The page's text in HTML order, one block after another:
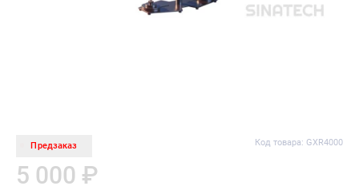
Предзаказ Код товара: GXR4000
5 000 ₽